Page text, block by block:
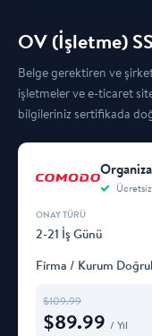
OV (İşletme)
Belge gerektiren ve
işletmeler ve e-ticaret
bilgileriniz sertifikada
2-21 İş Günü
Firma / Kurum
$109.99
$89.99 / Yıl